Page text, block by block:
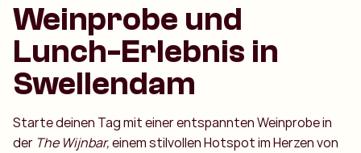
Weinprobe und
Lunch-Erlebnis in
Swellendam
Starte deinen Tag mit einer entspannten Weinprobe in
der The Wijnbar,einem stilvollen Hotspot im Herzen von